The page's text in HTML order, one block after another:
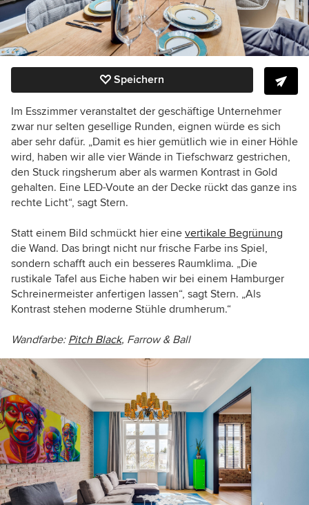
Speichern
Im Esszimmer veranstaltet der geschäftige Unternehmer
zwar nur selten gesellige Runden, eignen würde es sich
aber sehr dafür. „Damit es hier gemütlich wie in einer Höhle
wird, haben wir alle vier Wände in Tiefschwarz gestrichen,
den Stuck ringsherum aber als warmen Kontrast in Gold
gehalten. Eine LED-Voute an der Decke rückt das ganze ins
rechte Licht“, sagt Stern.
Statt einem Bild schmückt hier eine vertikale Begrünung
die Wand. Das bringt nicht nur frische Farbe ins Spiel,
sondern schafft auch ein besseres Raumklima. „Die
rustikale Tafel aus Eiche haben wir bei einem Hamburger
Schreinermeister anfertigen lassen“, sagt Stern. „Als
Kontrast stehen moderne Stühle drumherum.“
Wandfarbe: Pitch Black, Farrow & Ball